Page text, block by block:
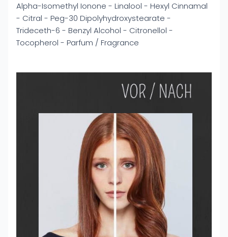
Alpha-Isomethyl Ionone - Linalool - Hexyl Cinnamal
- Citral - Peg-30 Dipolyhydroxystearate -
Trideceth-6 - Benzyl Alcohol - Citronellol -
Tocopherol - Parfum / Fragrance